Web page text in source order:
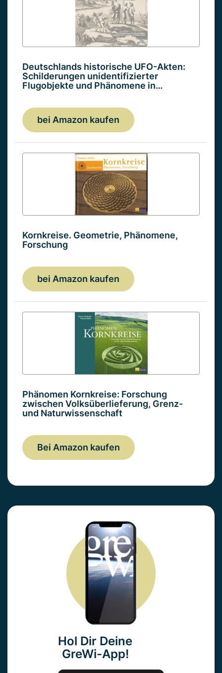
Deutschlands historische UFO-Akten:
Schilderungen unidentifizierter
Flugobjekte und Phänomene in…
bei Amazon kaufen
Kornkreise. Geometrie, Phänomene,
Forschung
bei Amazon kaufen
Phänomen Kornkreise: Forschung
zwischen Volksüberlieferung, Grenz-
und Naturwissenschaft
Bei Amazon kaufen
Hol Dir Deine
GreWi-App!